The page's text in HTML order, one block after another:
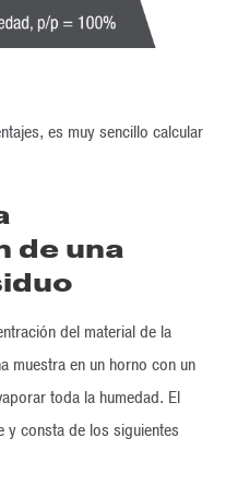
es muy sencillo calcular
de una
del material de la
muestra en un horno con un
toda la humedad. El
y consta de los siguientes